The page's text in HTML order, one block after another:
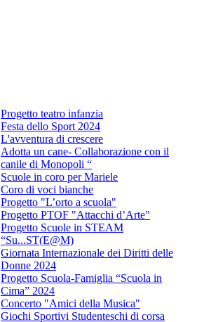
Progetto teatro infanzia
Festa dello Sport 2024
L'avventura di crescere
Adotta un cane- Collaborazione con il
canile di Monopoli “
Scuole in coro per Mariele
Coro di voci bianche
Progetto "L’orto a scuola"
Progetto PTOF "Attacchi d’Arte"
Progetto Scuole in STEAM
“Su...ST(E@M)
Giornata Internazionale dei Diritti delle
Donne 2024
Progetto Scuola-Famiglia “Scuola in
Cima” 2024
Concerto "Amici della Musica"
Giochi Sportivi Studenteschi di corsa